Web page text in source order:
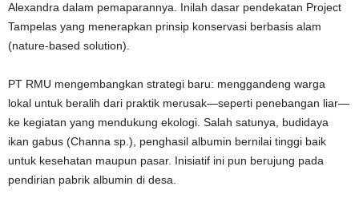
Alexandra dalam pemaparannya. Inilah dasar pendekatan Project
Tampelas yang menerapkan prinsip konservasi berbasis alam
(nature-based solution).
PT RMU mengembangkan strategi baru: menggandeng warga
lokal untuk beralih dari praktik merusak—seperti penebangan liar—
ke kegiatan yang mendukung ekologi. Salah satunya, budidaya
ikan gabus (Channa sp.), penghasil albumin bernilai tinggi baik
untuk kesehatan maupun pasar. Inisiatif ini pun berujung pada
pendirian pabrik albumin di desa.